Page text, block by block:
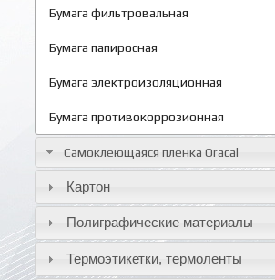
Бумага фильтровальная
Бумага папиросная
Бумага электроизоляционная
Бумага противокоррозионная
Самоклеющаяся пленка Oracal
Картон
Полиграфические материалы
Термоэтикетки, термоленты